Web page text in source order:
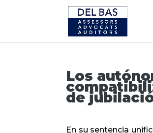
Los
de
En su sentencia